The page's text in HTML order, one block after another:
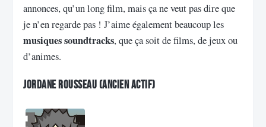
annonces, qu’un long film, mais ça ne veut pas dire que
je n’en regarde pas ! J’aime également beaucoup les
musiques soundtracks, que ça soit de films, de jeux ou
d’animes.
Jordane Rousseau (ancien actif)